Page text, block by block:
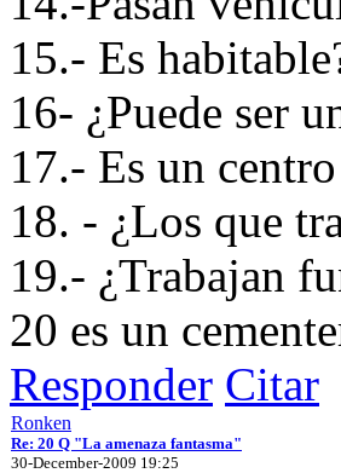
15.- Es
16- ¿Puede ser
17.- Es un
18. - ¿Los que
19.- ¿Trabajan
20 es un
Responder Citar
Ronken
Re: 20 Q "La amenaza fantasma"
30-December-2009 19:25